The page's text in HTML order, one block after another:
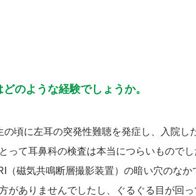
のような経験でしょうか。
の頃に左耳の突発性難聴を発症し、入院し
って耳鼻科の検査は本当につらいもので
（磁気共鳴断層撮影装置）の暗い穴のな
がありませんでしたし、ぐるぐる目が回